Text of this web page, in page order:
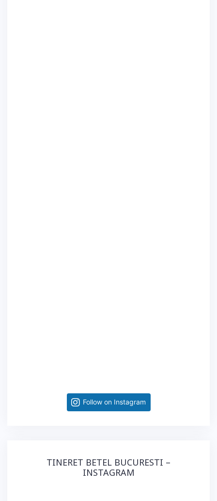
Follow on Instagram
TINERET BETEL BUCURESTI –
INSTAGRAM